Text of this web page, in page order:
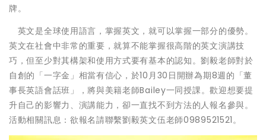
牌。
英文是全球使用語言，掌握英文，就可以掌握一部分的優勢。
英文在社會中非常的重要，就算不能掌握很高階的英文演講技
巧，但至少對其構架和使用方式要有基本的認知。劉毅老師對於
自創的「一字金」相當有信心，於10月30日開辦為期8週的「董
事長英語會話班」，將與美籍老師Bailey一同授課。歡迎想要提
升自己的影響力、演講能力，卻一直找不到方法的人報名參與。
活動相關訊息：欲報名請聯繫劉毅英文伍老師0989521521。